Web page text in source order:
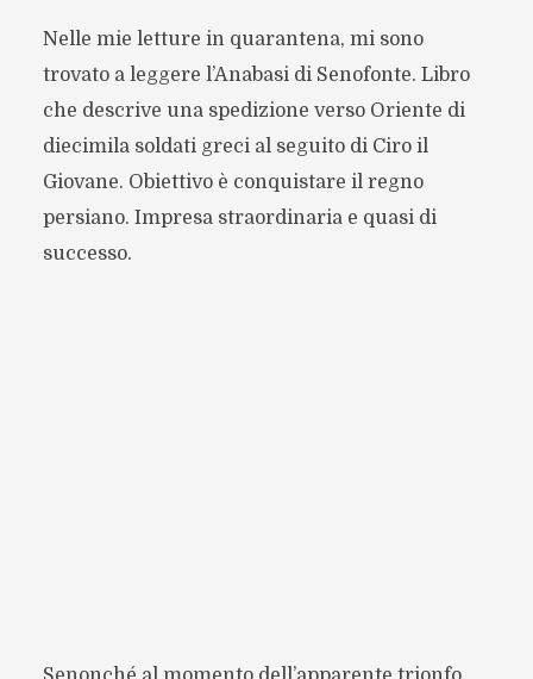
Nelle mie letture in quarantena, mi sono
trovato a leggere l’Anabasi di Senofonte. Libro
che descrive una spedizione verso Oriente di
diecimila soldati greci al seguito di Ciro il
Giovane. Obiettivo è conquistare il regno
persiano. Impresa straordinaria e quasi di
successo.